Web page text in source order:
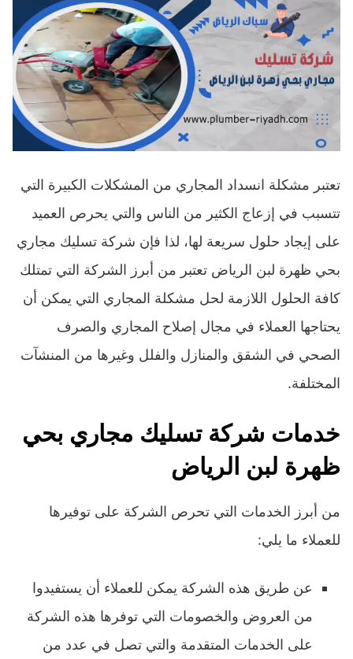
تعتبر مشكلة انسداد المجاري من المشكلات الكبيرة التي
تتسبب في إزعاج الكثير من الناس والتي يحرص العميد
على إيجاد حلول سريعة لها، لذا فإن شركة تسليك مجاري
بحي ظهرة لبن الرياض تعتبر من أبرز الشركة التي تمتلك
كافة الحلول اللازمة لحل مشكلة المجاري التي يمكن أن
يحتاجها العملاء في مجال إصلاح المجاري والصرف
الصحي في الشقق والمنازل والفلل وغيرها من المنشآت
المختلفة.
خدمات شركة تسليك مجاري بحي
ظهرة لبن الرياض
من أبرز الخدمات التي تحرص الشركة على توفيرها
للعملاء ما يلي:
عن طريق هذه الشركة يمكن للعملاء أن يستفيدوا
من العروض والخصومات التي توفرها هذه الشركة
على الخدمات المتقدمة والتي تصل في عدد من